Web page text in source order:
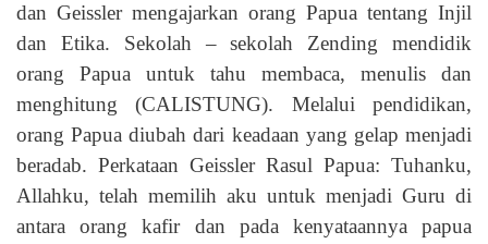
dan Geissler mengajarkan orang Papua tentang Injil
dan Etika. Sekolah – sekolah Zending mendidik
orang Papua untuk tahu membaca, menulis dan
menghitung (CALISTUNG). Melalui pendidikan,
orang Papua diubah dari keadaan yang gelap menjadi
beradab. Perkataan Geissler Rasul Papua: Tuhanku,
Allahku, telah memilih aku untuk menjadi Guru di
antara orang kafir dan pada kenyataannya papua